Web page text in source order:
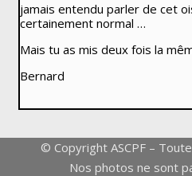
jamais entendu parler de cet
certainement normal …
Mais tu as mis deux fois la
Bernard
© Copyright ASCPF –
Nos photos ne sont